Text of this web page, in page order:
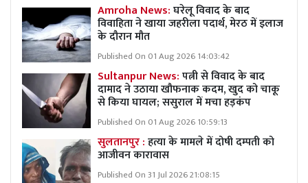
Amroha News:घरेलू विवाद के बाद
विवाहिता ने खाया जहरीला पदार्थ, मेरठ में इलाज
के दौरान मौत
Published On 01 Aug 2026 14:03:42
Sultanpur News:पत्नी से विवाद के बाद
दामाद ने उठाया खौफनाक कदम, खुद को चाकू
से किया घायल; ससुराल में मचा हड़कंप
Published On 01 Aug 2026 10:59:13
सुलतानपुर :हत्या के मामले में दोषी दम्पती को
आजीवन कारावास
Published On 31 Jul 2026 21:08:15